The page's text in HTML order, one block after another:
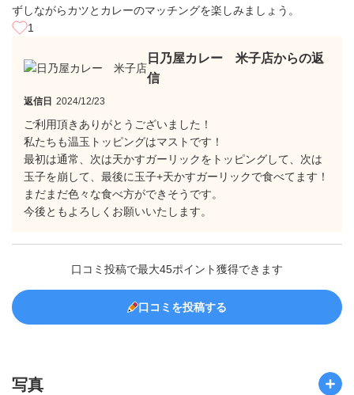
ずしながらカツとカレーのマッチングを楽しみましょう。
1
日乃屋カレー 米子店からの返
信
返信日 2024/12/23
ご利用頂きありがとうございました！
私たちも温玉トッピングはマストです！
最初は通常、次は天かすガーリックをトッピングして、次は
玉子を崩して、最後に玉子+天かすガーリックで食べてます！
まだまだ色々な食べ方ができそうです。
今後ともよろしくお願いいたします。
口コミ投稿で最大45ポイント獲得できます
口コミを投稿する
写真